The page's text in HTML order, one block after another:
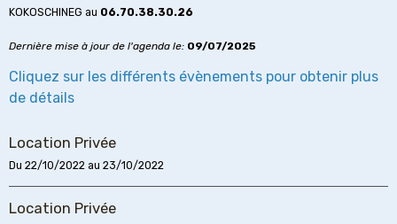
KOKOSCHINEG au 06.70.38.30.26
Dernière mise à jour de l'agenda le: 09/07/2025
Cliquez sur les différents évènements pour obtenir plus
de détails
Location Privée
Du 22/10/2022 au 23/10/2022
Location Privée